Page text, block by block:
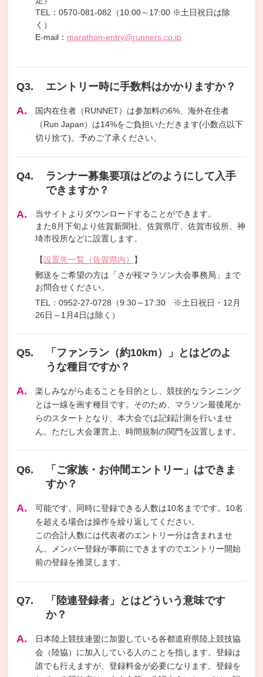
TEL：0570-081-082（10:00～17:00 ※土日祝日は除
く）
E-mail： marathon-entry@runners.co.jp
エントリー時に手数料はかかりますか？
国内在住者（RUNNET）は参加料の6%、海外在住者
（Run Japan）は14%をご負担いただきます(小数点以下
切り捨て)。予めご了承ください。
ランナー募集要項はどのようにして入手
できますか？
当サイトよりダウンロードすることができます。
また8月下旬より佐賀新聞社、佐賀県庁、佐賀市役所、神
埼市役所などに設置します。
【設置先一覧（佐賀県内） 】
郵送をご希望の方は「さが桜マラソン大会事務局」まで
お問合せください。
TEL：0952-27-0728（9:30～17:30 ※土日祝日・12月
26日～1月4日は除く）
「ファンラン（約10km）」とはどのよ
うな種目ですか？
楽しみながら走ることを目的とし、競技的なランニング
とは一線を画す種目です。そのため、マラソン最後尾か
らのスタートとなり、本大会では記録計測を行いませ
ん。ただし大会運営上、時間規制の関門を設置します。
「ご家族・お仲間エントリー」はできま
すか？
可能です。同時に登録できる人数は10名までです。10名
を超える場合は操作を繰り返してください。
この合計人数には代表者のエントリー分は含まれませ
ん。メンバー登録が事前にできますのでエントリー開始
前の登録を推奨します。
「陸連登録者」とはどういう意味です
か？
日本陸上競技連盟に加盟している各都道府県陸上競技協
会（陸協）に加入している人のことを指します。登録は
誰でも行えますが、登録料金が必要になります。登録を